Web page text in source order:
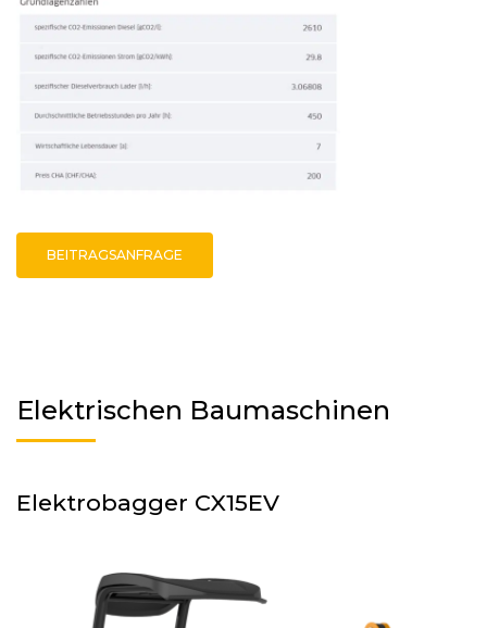
BEITRAGSANFRAGE
Elektrischen Baumaschinen
Elektrobagger CX15EV